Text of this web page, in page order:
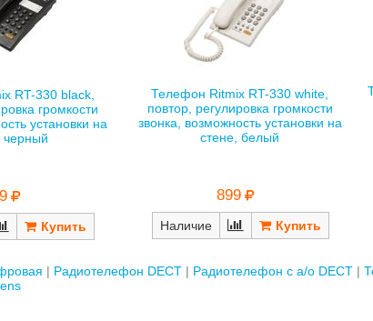
RT-330 black,
громкости
установки на
черный
Телефон Ritmix RT-330 white,
повтор, регулировка громкости
звонка, возможность установки на
стене, белый
899
Наличие
Радиотелефон DECT Радиотелефон с а/о DECT